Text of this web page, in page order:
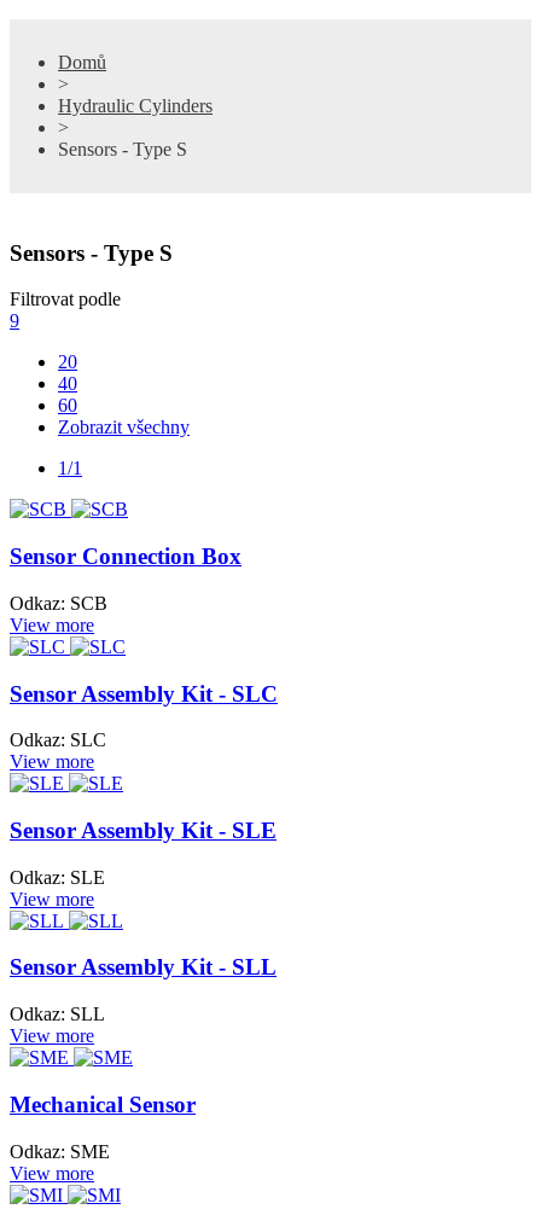
Domů
>
Hydraulic Cylinders
>
Sensors - Type S
Sensors - Type S
Filtrovat podle
9
20
40
60
Zobrazit všechny
1/1
Sensor Connection Box
Odkaz: SCB
View more
Sensor Assembly Kit - SLC
Odkaz: SLC
View more
Sensor Assembly Kit - SLE
Odkaz: SLE
View more
Sensor Assembly Kit - SLL
Odkaz: SLL
View more
Mechanical Sensor
Odkaz: SME
View more